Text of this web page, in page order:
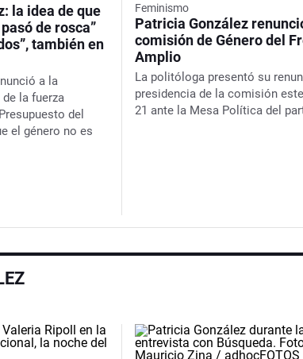
la idea de que
de rosca”
también en
a la
la fuerza
del
el género no es
Feminismo
Patricia González
comisión de Género del
Amplio
La politóloga presentó su
presidencia de la comisión
21 ante la Mesa Política del